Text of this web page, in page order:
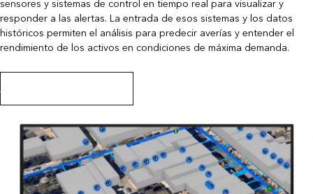
sensores y sistemas de control en tiempo real para visualizar y
responder a las alertas. La entrada de esos sistemas y los datos
históricos permiten el análisis para predecir averías y entender el
rendimiento de los activos en condiciones de máxima demanda.
Analizar datos en tiempo real